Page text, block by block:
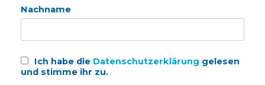
Nachname
Ich habe die Datenschutzerklärung gelesen
und stimme ihr zu.